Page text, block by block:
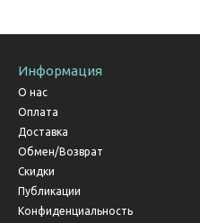
Информация
О нас
Оплата
Доставка
Обмен/Возврат
Скидки
Публикации
Конфиденциальность